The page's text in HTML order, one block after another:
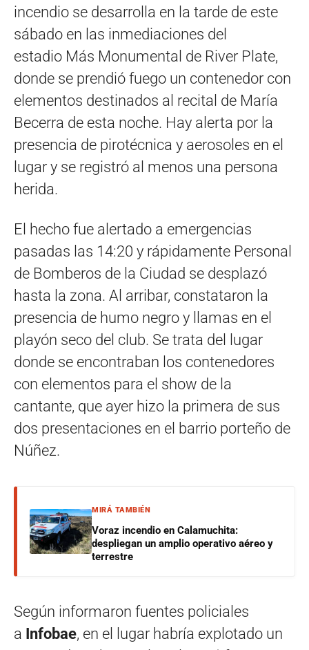
incendio se desarrolla en la tarde de este
sábado en las inmediaciones del
estadio Más Monumental de River Plate,
donde se prendió fuego un contenedor con
elementos destinados al recital de María
Becerra de esta noche. Hay alerta por la
presencia de pirotécnica y aerosoles en el
lugar y se registró al menos una persona
herida.
El hecho fue alertado a emergencias
pasadas las 14:20 y rápidamente Personal
de Bomberos de la Ciudad se desplazó
hasta la zona. Al arribar, constataron la
presencia de humo negro y llamas en el
playón seco del club. Se trata del lugar
donde se encontraban los contenedores
con elementos para el show de la
cantante, que ayer hizo la primera de sus
dos presentaciones en el barrio porteño de
Núñez.
MIRÁ TAMBIÉN
Voraz incendio en Calamuchita:
despliegan un amplio operativo aéreo y
terrestre
Según informaron fuentes policiales
a Infobae, en el lugar habría explotado un